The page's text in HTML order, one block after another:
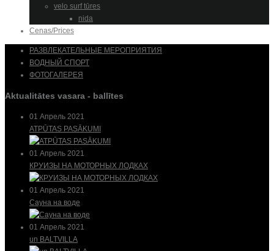
velo surf tūres
nida
Cenas/Prices
РАЗВЛЕКАТЕЛЬНЫЕ МЕРОПРИЯТИЯ
ВОДНЫЙ СПОРТ
ФОТОГАЛЕРЕЯ
Aktualitātes vasara - ballītes
01 Апрель 2021
ATPŪTAS PASĀKUMI
01 Апрель 2021
КРУИЗЫ НА МОТОРНЫХ ЛОДКАХ
01 Апрель 2021
Сауна на воде
01 Апрель 2021
un BALTVILLA